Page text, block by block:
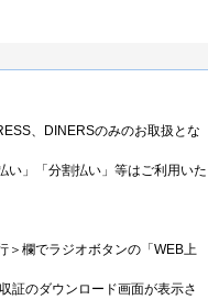
、DINERSのみのお取扱とな
」「分割払い」等はご利用いた
＞欄でラジオボタンの「WEB上
証のダウンロード画面が表示さ